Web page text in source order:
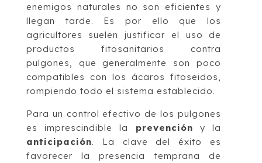
enemigos naturales no son eficientes y
llegan tarde. Es por ello que los
agricultores suelen justificar el uso de
productos fitosanitarios contra
pulgones, que generalmente son poco
compatibles con los ácaros fitoseidos,
rompiendo todo el sistema establecido.
Para un control efectivo de los pulgones
es imprescindible la prevención y la
anticipación. La clave del éxito es
favorecer la presencia temprana de